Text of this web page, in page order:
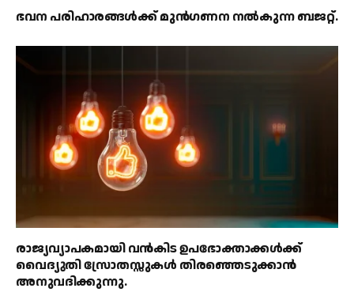
ഭവന പരിഹാരങ്ങൾക്ക് മുൻഗണന നൽകുന്ന ബജറ്റ്.
രാജ്യവ്യാപകമായി വൻകിട ഉപഭോക്താക്കൾക്ക്
വൈദ്യുതി സ്രോതസ്സുകൾ തിരഞ്ഞെടുക്കാൻ
അനുവദിക്കുന്നു.